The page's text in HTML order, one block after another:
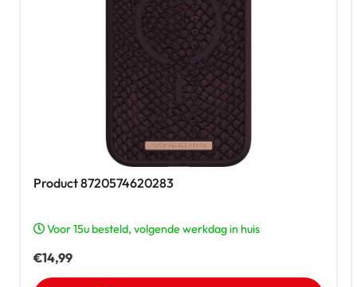
Product 8720574620283
Voor 15u besteld, volgende werkdag in huis
€14,99